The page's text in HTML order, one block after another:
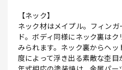
【ネック】
ネック材はメイプル。フィン
ド。ボディ同様にネック裏は
みられます。ネック裏からヘ
度によって浮き出る素敵な杢目